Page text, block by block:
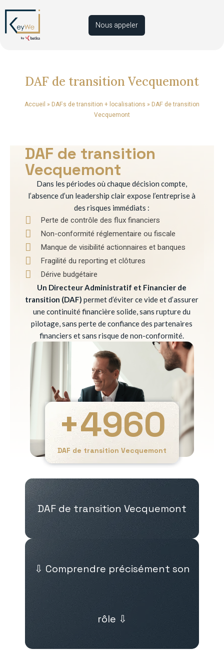
Nous appeler
DAF de transition Vecquemont
Accueil » DAFs de transition + localisations » DAF de transition
Vecquemont
DAF de transition
Vecquemont
Dans les périodes où chaque décision compte,
l’absence d’un leadership clair expose l’entreprise à
des risques immédiats :
Perte de contrôle des flux financiers
Non-conformité réglementaire ou fiscale
Manque de visibilité actionnaires et banques
Fragilité du reporting et clôtures
Dérive budgétaire
Un Directeur Administratif et Financier de
transition (DAF) permet d’éviter ce vide et d’assurer
une continuité financière solide, sans rupture du
pilotage, sans perte de confiance des partenaires
financiers et sans risque de non-conformité.
DAF de transition Vecquemont
+4960
DAF de transition Vecquemont
⇩ Comprendre précisément son
rôle ⇩